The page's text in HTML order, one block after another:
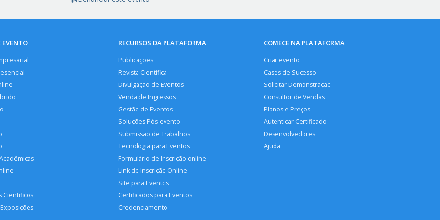
EVENTO
Científicos
RECURSOS DA PLATAFORMA
Publicações
Revista Científica
Divulgação de Eventos
Venda de Ingressos
Gestão de Eventos
Soluções Pós-evento
Submissão de Trabalhos
Tecnologia para Eventos
Formulário de Inscrição online
Link de Inscrição Online
Site para Eventos
Certificados para Eventos
Credenciamento
COMECE NA PLATAFORMA
Criar evento
Cases de Sucesso
Solicitar Demonstração
Consultor de Vendas
Planos e Preços
Autenticar Certificado
Desenvolvedores
Ajuda